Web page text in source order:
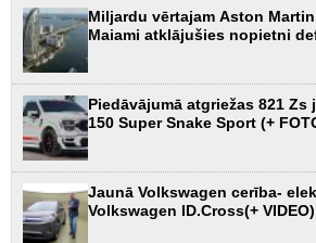
Miljardu vērtajam Aston
Maiami atklājušies nopietni
Piedāvājumā atgriežas 821
150 Super Snake Sport (+
Jaunā Volkswagen cerība-
Volkswagen ID.Cross(+ VIDEO)